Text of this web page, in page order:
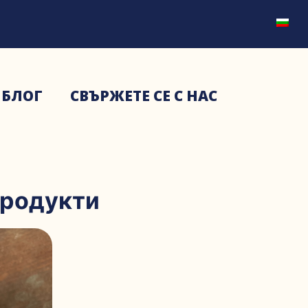
БЛОГ СВЪРЖЕТЕ СЕ С НАС